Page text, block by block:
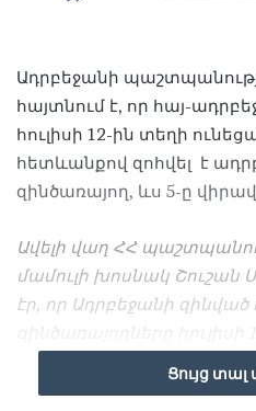
Ադրբեջանի
հայտնում է, որ հայ-
հուլիսի 12-ին տեղի
հետևանքով զոհվել է
զինծառայող, ևս 5-ը
Ավելի վաղ ՀՀ
մամուլի խոսնակ Շուշան
էր, որ Ադրբեջանի զինված
զինծառայողները հուլիսի
Տավուշի ուղղությամբ
Ցույց տալ